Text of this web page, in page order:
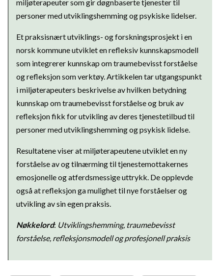
miljøterapeuter som gir døgnbaserte tjenester til
personer med utviklingshemming og psykiske lidelser.
Et praksisnært utviklings- og forskningsprosjekt i en
norsk kommune utviklet en refleksiv kunnskapsmodell
som integrerer kunnskap om traumebevisst forståelse
og refleksjon som verktøy. Artikkelen tar utgangspunkt
i miljøterapeuters beskrivelse av hvilken betydning
kunnskap om traumebevisst forståelse og bruk av
refleksjon fikk for utvikling av deres tjenestetilbud til
personer med utviklingshemming og psykisk lidelse.
Resultatene viser at miljøterapeutene utviklet en ny
forståelse av og tilnærming til tjenestemottakernes
emosjonelle og atferdsmessige uttrykk. De opplevde
også at refleksjon ga mulighet til nye forståelser og
utvikling av sin egen praksis.
Nøkkelord: Utviklingshemming, traumebevisst
forståelse, refleksjonsmodell og profesjonell praksis